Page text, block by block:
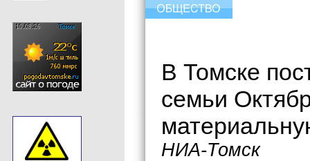
В Томске
семьи
НИА-Томск